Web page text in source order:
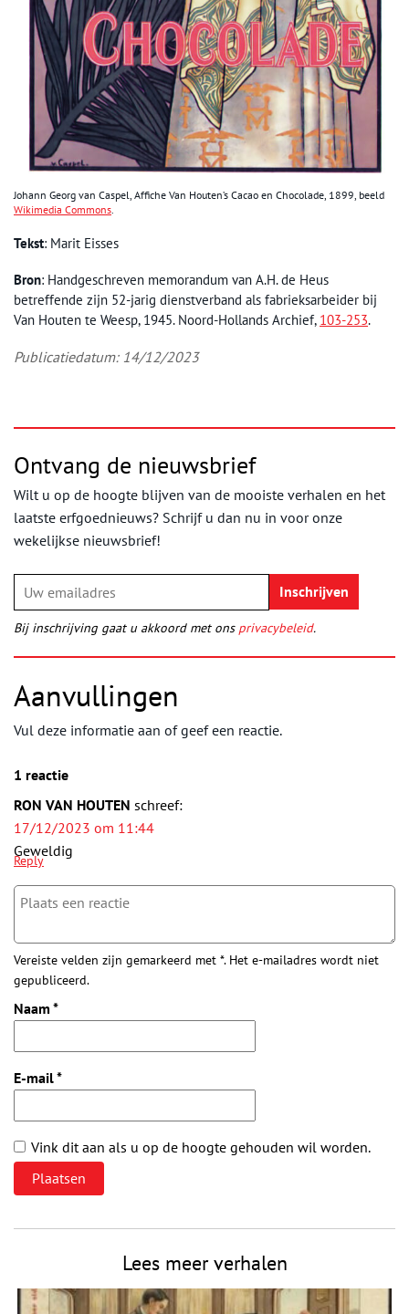
Johann Georg van Caspel, Affiche Van Houten’s Cacao en Chocolade, 1899, beeld
Wikimedia Commons.
Tekst: Marit Eisses
Bron: Handgeschreven memorandum van A.H. de Heus
betreffende zijn 52-jarig dienstverband als fabrieksarbeider bij
Van Houten te Weesp, 1945. Noord-Hollands Archief, 103-253.
Publicatiedatum: 14/12/2023
Ontvang de nieuwsbrief
Wilt u op de hoogte blijven van de mooiste verhalen en het
laatste erfgoednieuws? Schrijf u dan nu in voor onze
wekelijkse nieuwsbrief!
Bij inschrijving gaat u akkoord met ons privacybeleid.
Aanvullingen
Vul deze informatie aan of geef een reactie.
1 reactie
RON VAN HOUTEN schreef:
17/12/2023 om 11:44
Geweldig
Reply
Vereiste velden zijn gemarkeerd met *. Het e-mailadres wordt niet
gepubliceerd.
Naam *
E-mail*
Vink dit aan als u op de hoogte gehouden wil worden.
Lees meer verhalen